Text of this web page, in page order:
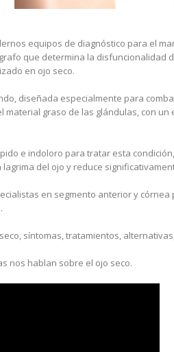
equipos de diagnóstico para el
que determina la disfuncionalidad
en ojo seco.
diseñada especialmente para
material graso de las glándulas, con
e indoloro para tratar esta
del ojo y reduce
en segmento anterior y
síntomas, tratamientos,
nos hablan sobre el ojo seco.